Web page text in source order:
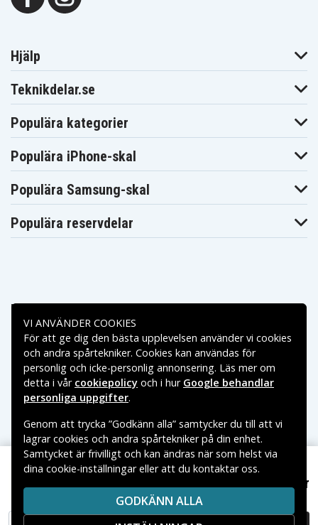
iPad Pro 11 2018/2020 Skärm med LCD Display -
Svart
1 369 kr
Hjälp
Teknikdelar.se
Populära kategorier
Populära iPhone-skal
Populära Samsung-skal
Populära reservdelar
Betalningsalternativ
Leveransalternativ
Copyright © 2026, Spares Nordic AB
VARUMÄRKEN SOM NÄMNS PÅ SIDAN TILLHÖR RESPEKTIVE
VARUMÄRKES ÄGARE.
VI ANVÄNDER COOKIES
För att ge dig den bästa upplevelsen använder vi cookies
och andra spårtekniker. Cookies kan användas för
personlig och icke-personlig annonsering. Läs mer om
detta i vår cookiepolicy och i hur Google behandlar
personliga uppgifter.
Genom att trycka ”Godkänn alla” samtycker du till att vi
lagrar cookies och andra spårtekniker på din enhet.
Samtycket är frivilligt och kan ändras när som helst via
dina cookie-inställningar eller att du kontaktar oss.
GODKÄNN ALLA